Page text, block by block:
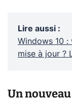
Lire aussi :
Windows 10 :
mise à jour ?
Un